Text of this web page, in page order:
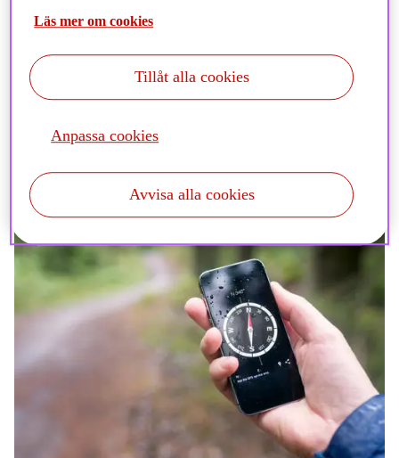
Hur strategin tillämpas i investeringsbesluten kan se olika ut
vilka hållbarhetsfaktorer som integreras i förvaltningen av en fond
kan du hitta i Informationsbroschyren och Hållbarhetsprofilen
vår fondlista.
Läs mer om cookies
Anpassa cookies
Avvisa alla cookies
Tillåt alla cookies